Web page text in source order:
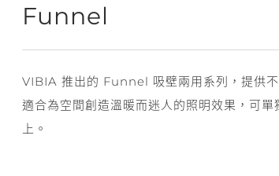
Funnel
VIBIA 推出的 Funnel 吸壁兩用系列，提供不
適合為空間創造溫暖而迷人的照明效果，可
上。